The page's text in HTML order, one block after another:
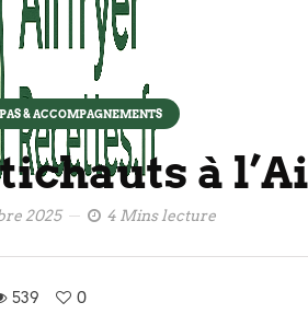
& ACCOMPAGNEMENTS
à
2025 4 Mins lecture
539 0